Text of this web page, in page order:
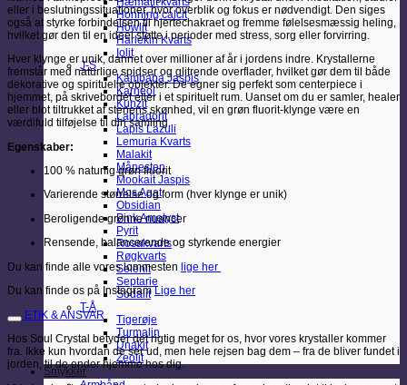
Honning calcit
Howlit
Harlekin Kvarts
Iolit
J-S
Kambaba Jaspis
Karneol
Kunzit
Labradorit
Lapis Lazuli
Lemuria Kvarts
Malakit
Månesten
Mookait Jaspis
Mos Agat
Obsidian
Pink Ametyst
Pyrit
Rosakvarts
Røgkvarts
Selenit
Septarie
Sodalit
T-Å
Tigerøje
Turmalin
Unakit
Zeolit
Smykker
eller i beslutningssituationer, hvor overblik og fokus er nødvendigt. Den siges
også at styrke forbindelsen til hjertechakraet og fremme følelsesmæssig heling,
hvilket gør den til en ideel støtte i perioder med stress, sorg eller forvirring.
Hver klynge er unik, dannet over millioner af år i jordens indre. Krystallerne
fremstår med naturlige spidser og glitrende overflader, hvilket gør dem til både
dekorative og spirituelle objekter. De egner sig perfekt som centerpiece i
hjemmet, på skrivebordet eller i et spirituelt rum. Uanset om du er samler, healer
eller blot tiltrukket af stenens skønhed, vil en grøn fluorit-klynge være en
værdifuld tilføjelse til din samling.
Egenskaber:
100 % naturlig grøn fluorit
Varierende størrelse og form (hver klynge er unik)
Beroligende grønne nuancer
Rensende, balancerende og styrkende energier
Du kan finde alle vores lommesten lige her
Du kan finde os på InstagramLige her
ETIK & ANSVAR
Hos Soul Crystal betyder det rigtig meget for os, hvor vores krystaller kommer
fra. Ikke kun hvordan de ser ud, men hele rejsen bag dem – fra de bliver fundet i
jorden, til de ender hjemme hos dig.